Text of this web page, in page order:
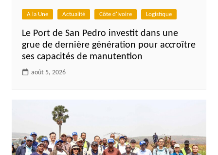
A la Une Actualité Côte d'Ivoire Logistique
Le Port de San Pedro investit dans une
grue de dernière génération pour accroître
ses capacités de manutention
août 5, 2026